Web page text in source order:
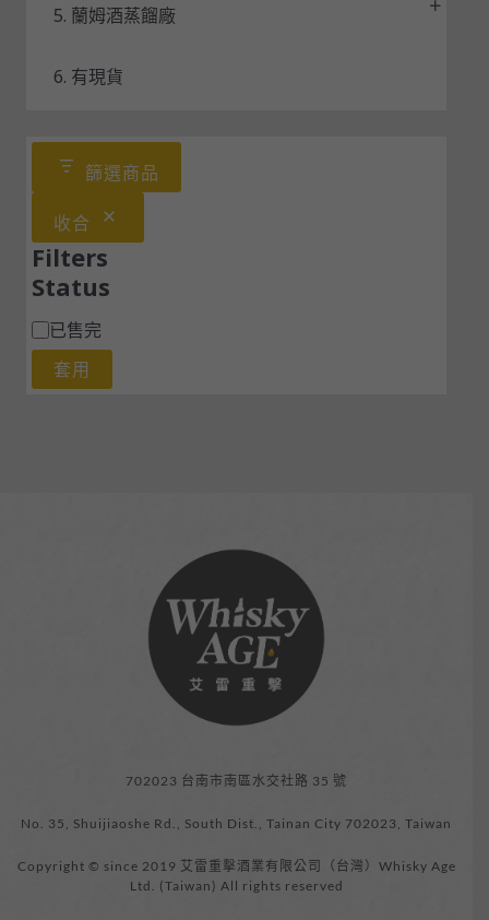
5. 蘭姆酒蒸餾廠
6. 有現貨
篩選商品
收合
Filters
Status
已售完
套用
702023 台南市南區水交社路 35 號
No. 35, Shuijiaoshe Rd., South Dist., Tainan City 702023, Taiwan
Copyright © since 2019 艾雷重擊酒業有限公司（台灣）Whisky Age
Ltd. (Taiwan) All rights reserved